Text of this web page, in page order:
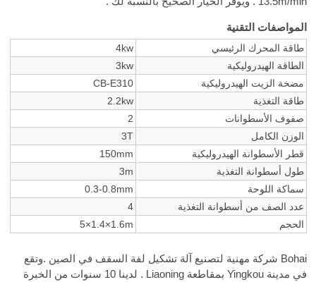
المواصفات التقنية
طاقة المحرك الرئيسي
4kw
الطاقة الهيدروليكية
3kw
مضخة الزيت الهيدروليكية
CB-E310
طاقة التغذية
2.2kw
صفوف الأسطوانات
2
الوزن الكامل
3T
قطر الأسطوانة الهيدروليكية
150mm
طول أسطوانة التغذية
3m
سماكة اللوحة
0.3-0.8mm
عدد الصف من أسطوانة التغذية
4
الحجم
5×1.4×1.6m
Bohai شركة مهنية لتصنيع آلة تشكيل لفة السقف في الصين .وتقع
في مدينة Yingkou بمقاطعة Liaoning . لدينا 10 سنوات من الخبرة